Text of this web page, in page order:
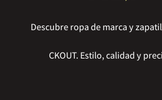
Descubre ropa de marca y
CKOUT. Estilo, calidad y